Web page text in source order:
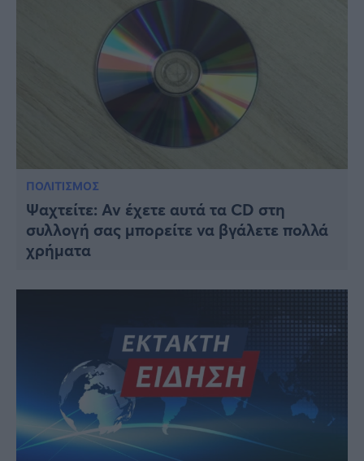
ΠΟΛΙΤΙΣΜΟΣ
Ψαχτείτε: Αν έχετε αυτά τα CD στη
συλλογή σας μπορείτε να βγάλετε πολλά
χρήματα